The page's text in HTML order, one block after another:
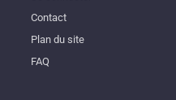
Contact
Plan du site
FAQ